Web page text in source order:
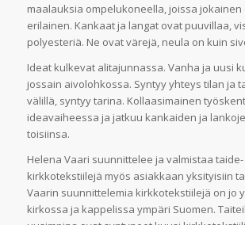
maalauksia ompelukoneella, joissa jokainen
erilainen. Kankaat ja langat ovat puuvillaa,
polyesteriä. Ne ovat värejä, neula on kuin
Ideat kulkevat alitajunnassa. Vanha ja uusi
jossain aivolohkossa. Syntyy yhteys tilan ja
välillä, syntyy tarina. Kollaasimainen
ideavaiheessa ja jatkuu kankaiden ja
toisiinsa.
Helena Vaari suunnittelee ja valmistaa taide-
kirkkotekstiilejä myös asiakkaan yksityisiin
Vaarin suunnittelemia kirkkotekstiilejä on jo
kirkossa ja kappelissa ympäri Suomen.